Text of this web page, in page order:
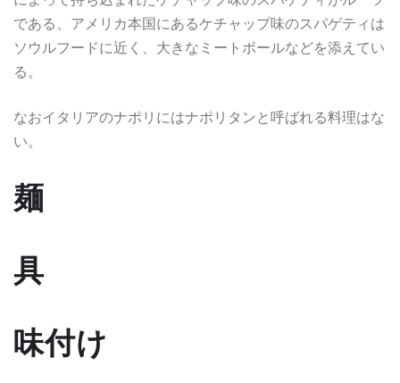
である、アメリカ本国にあるケチャップ味のスパゲティは
ソウルフードに近く、大きなミートボールなどを添えてい
る。
なおイタリアのナポリにはナポリタンと呼ばれる料理はな
い。
麺
具
味付け